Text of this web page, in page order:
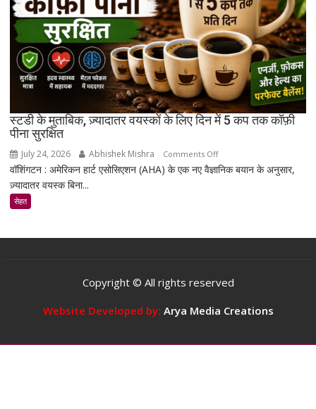
बढ़ने
के
साथ
मांसपेशियों
की
मरम्मत
को
बेहतर
है
स्टडी के मुताबिक, ज़्यादातर वयस्कों के लिए दिन में 5 कप तक कॉफ़ी
पीना सुरक्षित
July 24, 2026 Abhishek Mishra Comments Offon
स्टडी
लिए
5
वॉशिंगटन : अमेरिकन हार्ट एसोसिएशन (AHA) के एक नए वैज्ञानिक बयान के अनुसार,
ज़्यादातर वयस्क बिना...
सेहत
Copyright © All rights reserved
Website Developed by: Arya Media Creations